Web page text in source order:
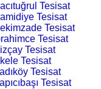
Tesisat
Tesisat
Tesisat
Tesisat
Tesisat
Tesisat
Tesisat
Tesisat